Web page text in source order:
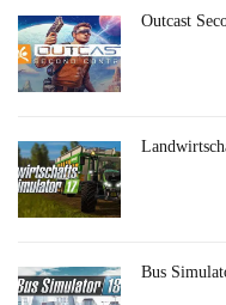
Outcast
Bus